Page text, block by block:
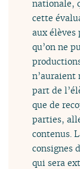
nationale,
cette
aux élèves
qu’on ne
n’auraient
part de
que de
parties,
contenus.
consignes
qui sera